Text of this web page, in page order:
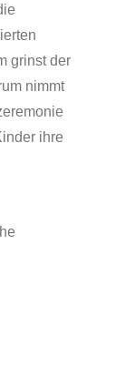
grinst der
nimmt
ihre